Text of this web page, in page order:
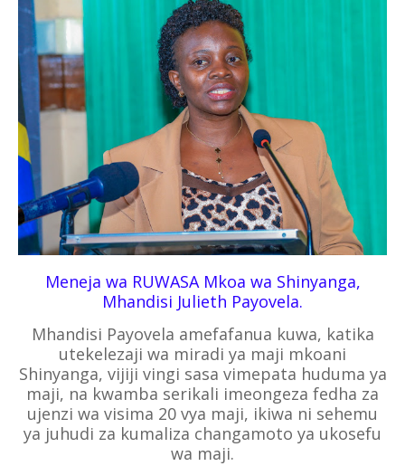
Meneja wa RUWASA Mkoa wa Shinyanga,
Mhandisi Julieth Payovela.
Mhandisi Payovela amefafanua kuwa, katika
utekelezaji wa miradi ya maji mkoani
Shinyanga, vijiji vingi sasa vimepata huduma ya
maji, na kwamba serikali imeongeza fedha za
ujenzi wa visima 20 vya maji, ikiwa ni sehemu
ya juhudi za kumaliza changamoto ya ukosefu
wa maji.